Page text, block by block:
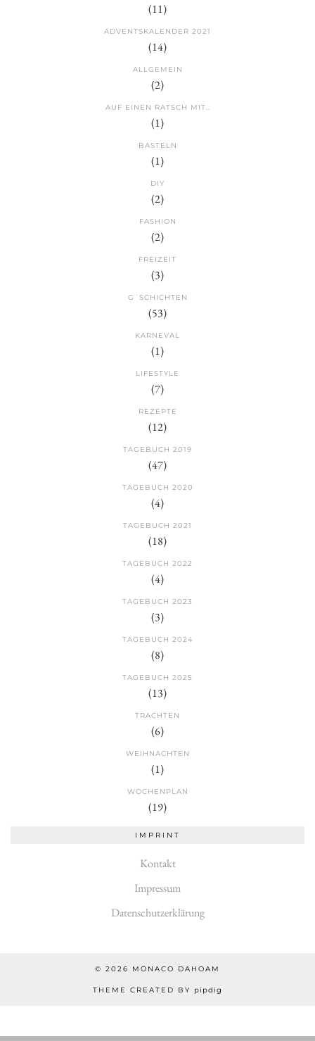
(11)
ADVENTSKALENDER 2021
(14)
ALLGEMEIN
(2)
AUF EINEN RATSCH MIT..
(1)
BASTELN
(1)
DIY
(2)
FASHION
(2)
FREIZEIT
(3)
G´SCHICHTEN
(53)
KARNEVAL
(1)
LIFESTYLE
(7)
REZEPTE
(12)
TAGEBUCH 2019
(47)
TAGEBUCH 2020
(4)
TAGEBUCH 2021
(18)
TAGEBUCH 2022
(4)
TAGEBUCH 2023
(3)
TAGEBUCH 2024
(8)
TAGEBUCH 2025
(13)
TRACHTEN
(6)
WEIHNACHTEN
(1)
WOCHENPLAN
(19)
IMPRINT
Kontakt
Impressum
Datenschutzerklärung
© 2026 MONACO DAHOAM
THEME CREATED BY pipdig